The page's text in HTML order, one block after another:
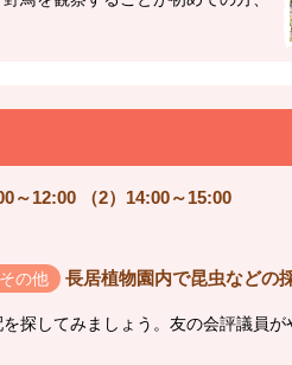
～12:00 （2）14:00～15:00
その他 長居植物園内で昆虫などの
探してみましょう。友の会評議員